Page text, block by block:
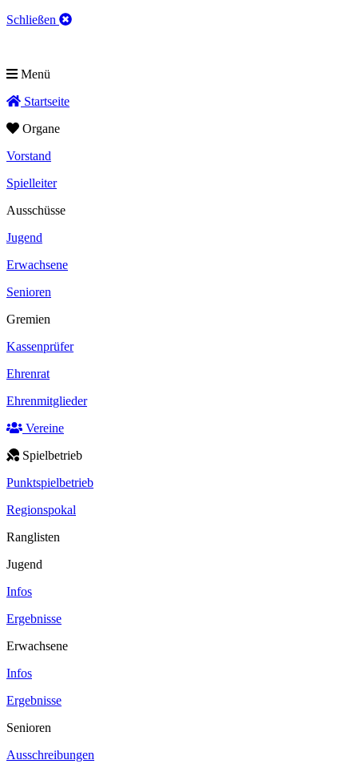
Schließen
Menü
Startseite
Organe
Vorstand
Spielleiter
Ausschüsse
Jugend
Erwachsene
Senioren
Gremien
Kassenprüfer
Ehrenrat
Ehrenmitglieder
Vereine
Spielbetrieb
Punktspielbetrieb
Regionspokal
Ranglisten
Jugend
Infos
Ergebnisse
Erwachsene
Infos
Ergebnisse
Senioren
Ausschreibungen